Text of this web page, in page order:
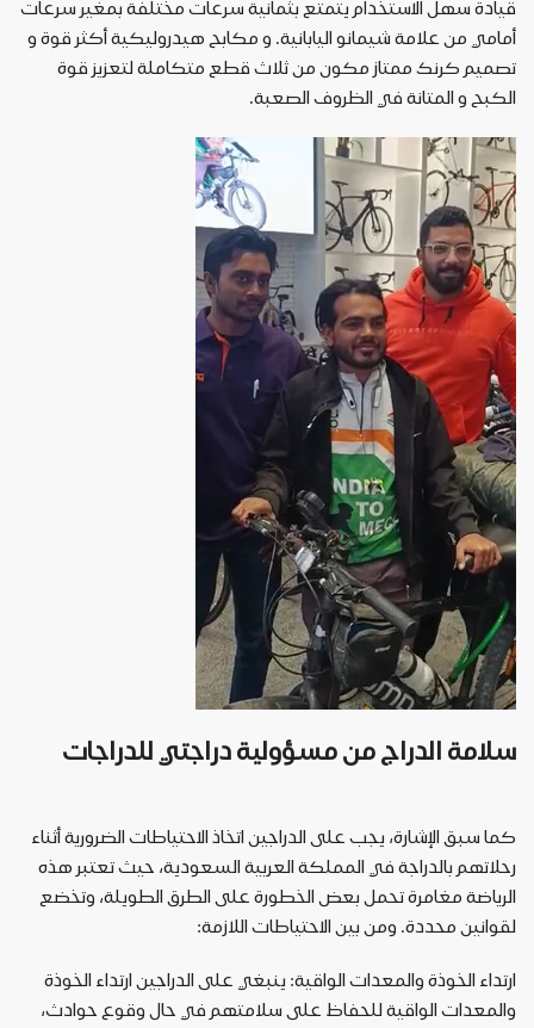
قيادة سهل الاستخدام يتمتع بثمانية سرعات مختلفة بمغير سرعات
أمامي من علامة شيمانو اليابانية. و مكابح هيدروليكية أكثر قوة و
تصميم كرنك ممتاز مكون منثلاث قطع متكاملة لتعزيز قوة
الكبح و المتانة في الظروف الصعبة.
سلامة الدراج من مسؤولية دراجتي للدراجات
كما سبق الإشارة، يجب على الدراجين اتخاذ الاحتياطات الضرورية أثناء
رحلاتهم بالدراجة في المملكة العربية السعودية، حيثتعتبر هذه
الرياضة مغامرةتحمل بعض الخطورة على الطرق الطويلة، وتخضع
لقوانين محددة. ومن بين الاحتياطات اللازمة:
ارتداء الخوذة والمعدات الواقية: ينبغي على الدراجين ارتداء الخوذة
والمعدات الواقية للحفاظ على سلامتهم في حال وقوع حوادث،